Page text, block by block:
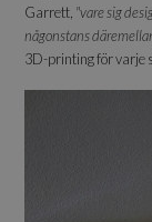
Garrett, "vare sig
någonstans
3D-printing för varje